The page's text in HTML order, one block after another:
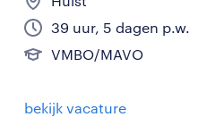
39 uur, 5 dagen p.w.
VMBO/MAVO
bekijk vacature